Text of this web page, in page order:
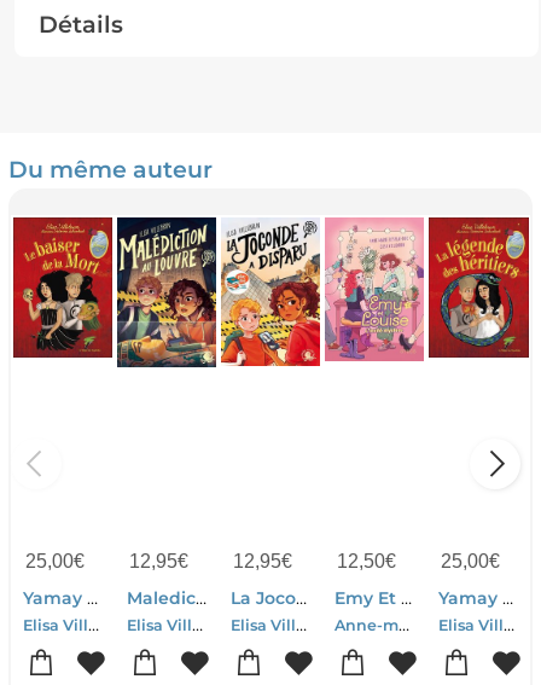
Détails
Du même auteur
25,00€
Yamay Tome 5 : Le Baiser De La Mort
Elisa Villebrun-Victorine Schwebach
12,95€
Malediction Au Louvre !
Elisa Villebrun-Laure Ngo
12,95€
La Joconde A Disparu
Elisa Villebrun-Laure Ngo
12,50€
Emy Et Louise Tome 2 : L'invite Mystere
Anne-marie Desplat-duc-Elisa Villebrun
25,00€
Yamay Tome 6 : La Legende Des Heritiers
Elisa Villebrun-Victorine Schwebach